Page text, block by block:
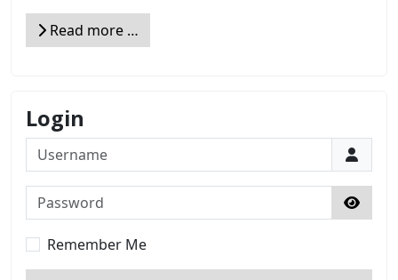
Read more …
Login
Username
Password
Show
Remember Me